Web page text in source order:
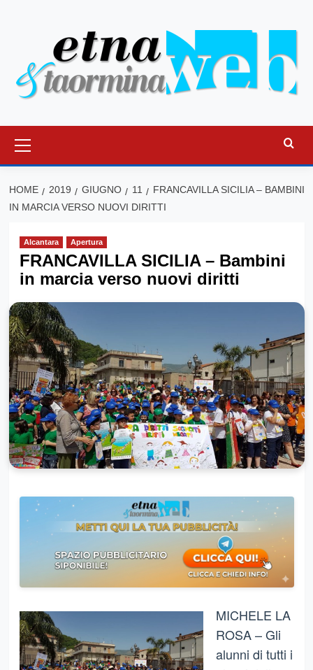
principale
HOME 2019 GIUGNO 11
FRANCAVILLA SICILIA – BAMBINI
IN MARCIA VERSO NUOVI DIRITTI
Alcantara Apertura
FRANCAVILLA SICILIA – Bambini
in marcia verso nuovi diritti
MICHELE LA
ROSA – Gli
alunni di tutti i